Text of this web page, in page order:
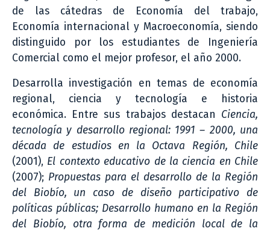
de las cátedras de Economía del trabajo,
Economía internacional y Macroeconomía, siendo
distinguido por los estudiantes de Ingeniería
Comercial como el mejor profesor, el año 2000.
Desarrolla investigación en temas de economía
regional, ciencia y tecnología e historia
económica. Entre sus trabajos destacan Ciencia,
tecnología y desarrollo regional: 1991 – 2000, una
década de estudios en la Octava Región, Chile
(2001), El contexto educativo de la ciencia en Chile
(2007); Propuestas para el desarrollo de la Región
del Biobío, un caso de diseño participativo de
políticas públicas; Desarrollo humano en la Región
del Biobío, otra forma de medición local de la